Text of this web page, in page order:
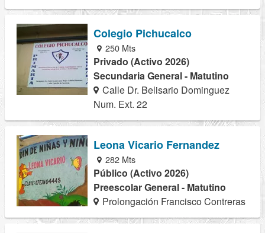
Colegio Pichucalco
250 Mts
Privado (Activo 2026)
Secundaria General - Matutino
Calle Dr. Belisario Dominguez
Num. Ext. 22
Leona Vicario Fernandez
282 Mts
Público (Activo 2026)
Preescolar General - Matutino
Prolongación Francisco Contreras